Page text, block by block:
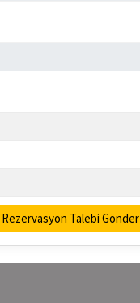
Rezervasyon Talebi Gönder